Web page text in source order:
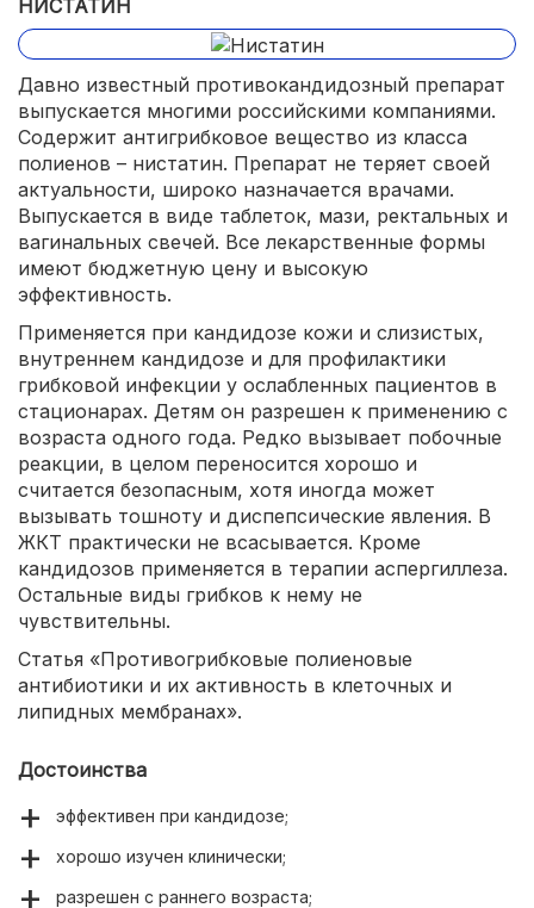
НИСТАТИН
Давно известный противокандидозный препарат
выпускается многими российскими компаниями.
Содержит антигрибковое вещество из класса
полиенов – нистатин. Препарат не теряет своей
актуальности, широко назначается врачами.
Выпускается в виде таблеток, мази, ректальных и
вагинальных свечей. Все лекарственные формы
имеют бюджетную цену и высокую
эффективность.
Применяется при кандидозе кожи и слизистых,
внутреннем кандидозе и для профилактики
грибковой инфекции у ослабленных пациентов в
стационарах. Детям он разрешен к применению с
возраста одного года. Редко вызывает побочные
реакции, в целом переносится хорошо и
считается безопасным, хотя иногда может
вызывать тошноту и диспепсические явления. В
ЖКТ практически не всасывается. Кроме
кандидозов применяется в терапии аспергиллеза.
Остальные виды грибков к нему не
чувствительны.
Статья «Противогрибковые полиеновые
антибиотики и их активность в клеточных и
липидных мембранах».
Достоинства
эффективен при кандидозе;
хорошо изучен клинически;
разрешен с раннего возраста;